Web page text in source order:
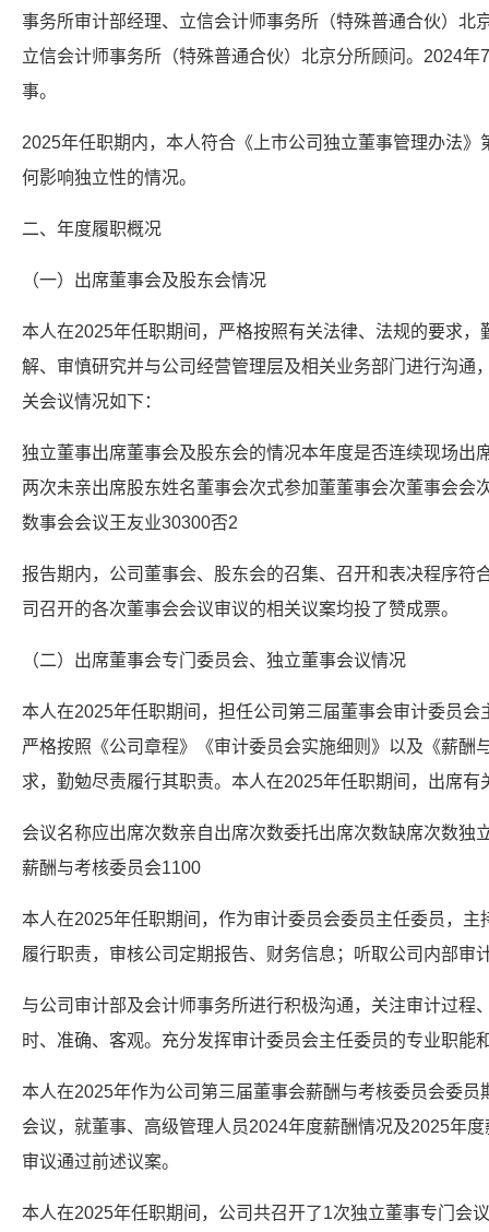
事务所审计部经理、立信会计师事务所（特殊普通合伙）北
立信会计师事务所（特殊普通合伙）北京分所顾问。2024
事。
2025年任职期内，本人符合《上市公司独立董事管理办法
何影响独立性的情况。
二、年度履职概况
（一）出席董事会及股东会情况
本人在2025年任职期间，严格按照有关法律、法规的要求
解、审慎研究并与公司经营管理层及相关业务部门进行沟通
关会议情况如下：
独立董事出席董事会及股东会的情况本年度是否连续现场出
两次未亲出席股东姓名董事会次式参加董董事会次董事会会
数事会会议王友业30300否2
报告期内，公司董事会、股东会的召集、召开和表决程序符
司召开的各次董事会会议审议的相关议案均投了赞成票。
（二）出席董事会专门委员会、独立董事会议情况
本人在2025年任职期间，担任公司第三届董事会审计委员
严格按照《公司章程》《审计委员会实施细则》以及《薪酬
求，勤勉尽责履行其职责。本人在2025年任职期间，出席有
会议名称应出席次数亲自出席次数委托出席次数缺席次数独
薪酬与考核委员会1100
本人在2025年任职期间，作为审计委员会委员主任委员，
履行职责，审核公司定期报告、财务信息；听取公司内部审
与公司审计部及会计师事务所进行积极沟通，关注审计过程
时、准确、客观。充分发挥审计委员会主任委员的专业职能
本人在2025年作为公司第三届董事会薪酬与考核委员会委
会议，就董事、高级管理人员2024年度薪酬情况及2025年
审议通过前述议案。
本人在2025年任职期间，公司共召开了1次独立董事专门会